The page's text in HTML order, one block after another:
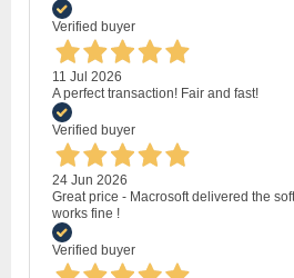
Verified buyer
11 Jul 2026
A perfect transaction! Fair and fast!
Verified buyer
24 Jun 2026
Great price - Macrosoft delivered the
works fine !
Verified buyer